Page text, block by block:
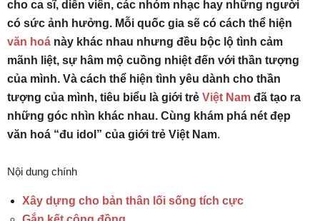
cho ca sĩ, diễn viên, các nhóm nhạc hay những người
có sức ảnh hưởng. Mỗi quốc gia sẽ có cách thể hiện
văn hoá này khác nhau nhưng đều bộc lộ tình cảm
mãnh liệt, sự hâm mộ cuồng nhiệt đến với thần tượng
của mình. Và cách thể hiện tình yêu dành cho thần
tượng của mình, tiêu biểu là giới trẻ Việt Nam đã tạo ra
những góc nhìn khác nhau. Cùng khám phá nét đẹp
văn hoá “đu idol” của giới trẻ Việt Nam.
Nội dung chính
Xây dựng cho bản thân lối sống tích cực